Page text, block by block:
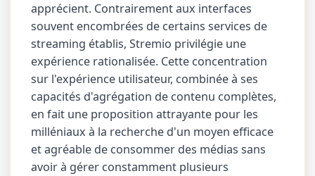
apprécient. Contrairement aux interfaces
souvent encombrées de certains services de
streaming établis, Stremio privilégie une
expérience rationalisée. Cette concentration
sur l'expérience utilisateur, combinée à ses
capacités d'agrégation de contenu complètes,
en fait une proposition attrayante pour les
milléniaux à la recherche d'un moyen efficace
et agréable de consommer des médias sans
avoir à gérer constamment plusieurs